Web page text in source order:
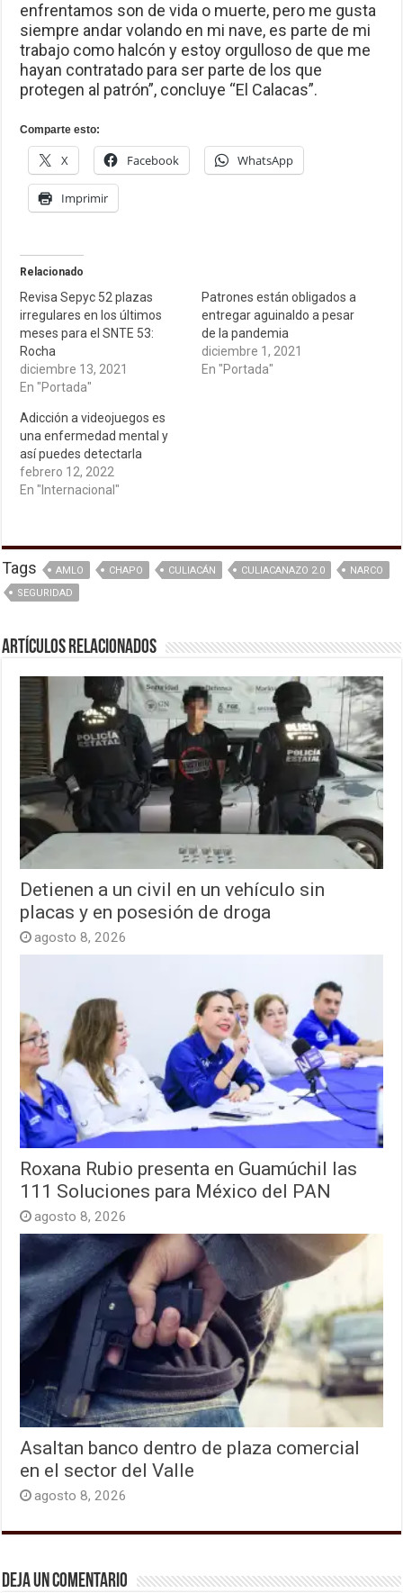
enfrentamos son de vida o muerte, pero me gusta
siempre andar volando en mi nave, es parte de mi
trabajo como halcón y estoy orgulloso de que me
hayan contratado para ser parte de los que
protegen al patrón”, concluye “El Calacas”.
Comparte esto:
X Facebook WhatsApp
Imprimir
Relacionado
Revisa Sepyc 52 plazas
irregulares en los últimos
meses para el SNTE 53:
Rocha
diciembre 13, 2021
En "Portada"
Patrones están obligados a
entregar aguinaldo a pesar
de la pandemia
diciembre 1, 2021
En "Portada"
Adicción a videojuegos es
una enfermedad mental y
así puedes detectarla
febrero 12, 2022
En "Internacional"
Tags AMLO CHAPO CULIACÁN CULIACANAZO 2.0
NARCO
SEGURIDAD
Artículos relacionados
Detienen a un civil en un vehículo sin
placas y en posesión de droga
agosto 8, 2026
Roxana Rubio presenta en Guamúchil las
111 Soluciones para México del PAN
agosto 8, 2026
Asaltan banco dentro de plaza comercial
en el sector del Valle
agosto 8, 2026
Deja un comentario